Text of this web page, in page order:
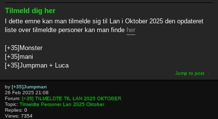
Tilmeld dig her
I dette emne kan man tilmelde sig til Lan i Oktober 2025 den opdateret
liste over tilmeldte personer kan man finde her
[+35]Monster
[+35]mani
[+35]Jumpman + Luca
Jump to post
by [+35]Jumpman
26 Feb 2025 21:08
Forum: [+35] TILMELDTE TIL LAN 2025 OKTOBER
Topic: Tilmeldte Personer Lan 2025 Oktober
Replies: 0
Views: 7354